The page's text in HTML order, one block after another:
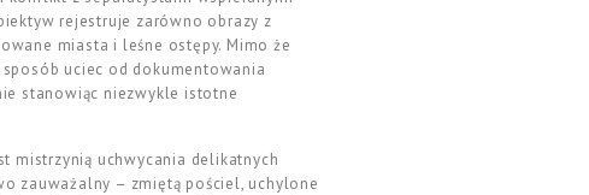
rejestruje zarówno obrazy z
miasta i leśne ostępy. Mimo że
uciec od dokumentowania
stanowiąc niezwykle istotne
mistrzynią uchwycania delikatnych
zauważalny – zmiętą pościel, uchylone